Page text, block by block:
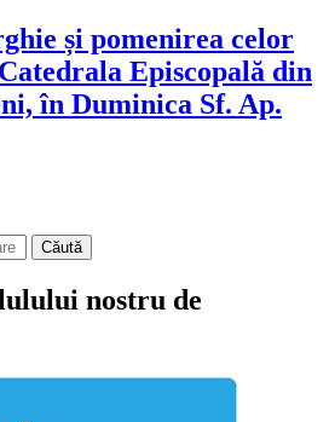
și pomenirea celor
Episcopală din
în Duminica Sf. Ap.
Căută
nostru de